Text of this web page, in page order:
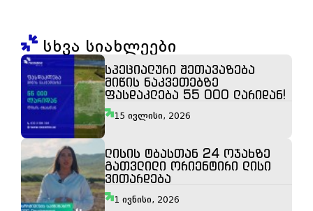
სხვა სიახლეები
სპეციალური შეთავაზება
მიწის ნაკვეთებზე
ფასდაკლება 55 000 ლარიდან!
15 ივლისი, 2026
ლისის ტბასთან 24 ოჯახზე
გათვლილი ორიენტირი ლისი
ვითარდება
1 ივნისი, 2026